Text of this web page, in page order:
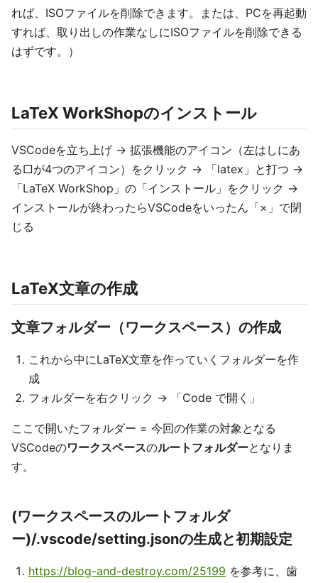
れば、ISOファイルを削除できます。または、PCを再起動
すれば、取り出しの作業なしにISOファイルを削除できる
はずです。）
LaTeX WorkShopのインストール
VSCodeを立ち上げ → 拡張機能のアイコン（左はしにあ
る□が4つのアイコン）をクリック → 「latex」と打つ →
「LaTeX WorkShop」の「インストール」をクリック →
インストールが終わったらVSCodeをいったん「×」で閉
じる
LaTeX文章の作成
文章フォルダー（ワークスペース）の作成
これから中にLaTeX文章を作っていくフォルダーを作
成
フォルダーを右クリック → 「Code で開く」
ここで開いたフォルダー = 今回の作業の対象となる
VSCodeのワークスペースのルートフォルダーとなりま
す。
(ワークスペースのルートフォルダ
ー)/.vscode/setting.jsonの生成と初期設定
https://blog-and-destroy.com/25199 を参考に、歯